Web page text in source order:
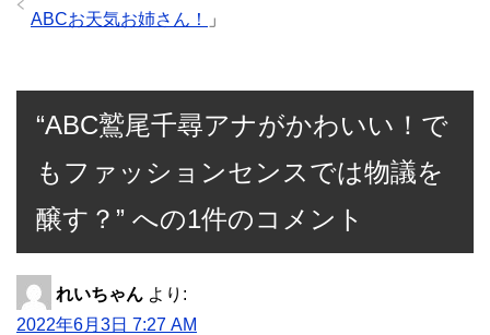
ABCお天気お姉さん！
」
“ABC鷲尾千尋アナがかわいい！で
もファッションセンスでは物議を
醸す？” への1件のコメント
れいちゃん より:
2022年6月3日 7:27 AM